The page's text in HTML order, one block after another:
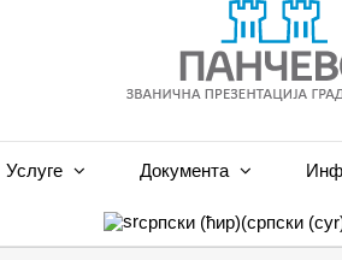
Услуге Документа
српски (ћир)(српски